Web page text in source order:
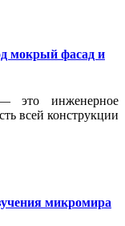
мокрый фасад и
это инженерное
всей конструкции
микромира